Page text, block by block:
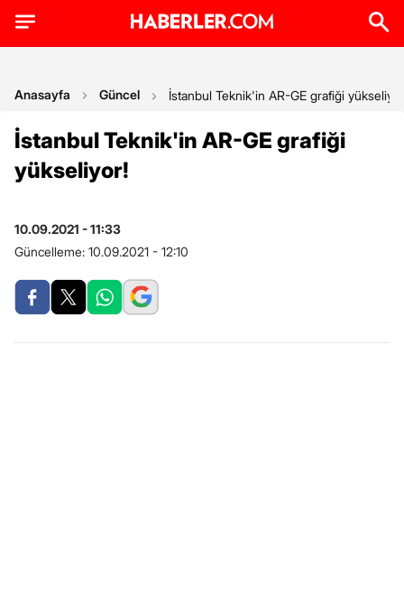
Anasayfa Güncel İstanbul Teknik'in AR-GE grafiği
İstanbul Teknik'in AR-GE grafiği
yükseliyor!
10.09.2021 - 11:33
Güncelleme: 10.09.2021 - 12:10